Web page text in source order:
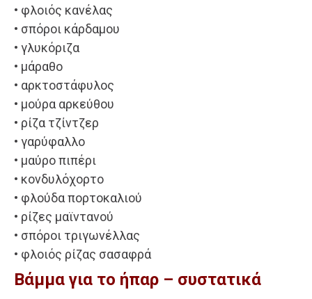
• φλοιός κανέλας
• σπόροι κάρδαμου
• γλυκόριζα
• μάραθο
• αρκτοστάφυλος
• μούρα αρκεύθου
• ρίζα τζίντζερ
• γαρύφαλλο
• μαύρο πιπέρι
• κονδυλόχορτο
• φλούδα πορτοκαλιού
• ρίζες μαϊντανού
• σπόροι τριγωνέλλας
• φλοιός ρίζας σασαφρά
Βάμμα για το ήπαρ – συστατικά